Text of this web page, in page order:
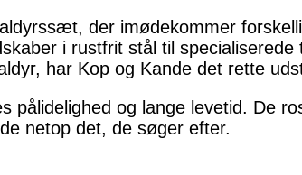
der imødekommer
i rustfrit stål til
har Kop og Kande det rette
pålidelighed og lange levetid. De
netop det, de søger efter.